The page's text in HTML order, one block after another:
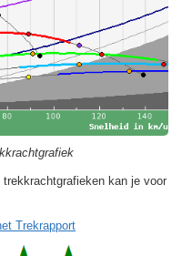
kan je voor
Trekrapport